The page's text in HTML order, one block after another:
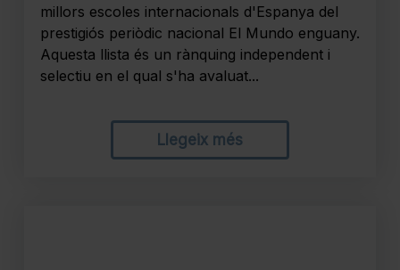
millors escoles internacionals d'Espanya del
prestigiós periòdic nacional El Mundo enguany.
Aquesta llista és un rànquing independent i
selectiu en el qual s'ha avaluat...
Llegeix més